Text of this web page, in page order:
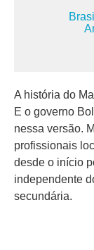
A história do
E o governo
nessa versão.
profissionais
desde o início
independente
secundária.